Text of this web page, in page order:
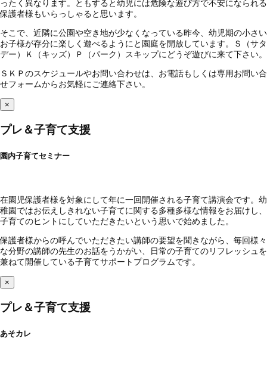
ったく異なります。ともすると幼児には危険な遊び方で不安になられる
保護者様もいらっしゃると思います。
そこで、近隣に公園や空き地が少なくなっている昨今、幼児期の小さい
お子様が存分に楽しく遊べるようにと園庭を開放しています。Ｓ（サタ
デー）Ｋ（キッズ）Ｐ（パーク）スキップにどうぞ遊びに来て下さい。
ＳＫＰのスケジュールやお問い合わせは、お電話もしくは専用お問い合
せフォームからお気軽にご連絡下さい。
×
プレ＆子育て支援
園内子育てセミナー
在園児保護者様を対象にして年に一回開催される子育て講演会です。幼
稚園ではお伝えしきれない子育てに関する多種多様な情報をお届けし、
子育てのヒントにしていただきたいという思いで始めました。
保護者様からの呼んでいただきたい講師の要望を聞きながら、毎回様々
な分野の講師の先生のお話をうかがい、日常の子育てのリフレッシュを
兼ねて開催している子育てサポートプログラムです。
×
プレ＆子育て支援
あそカレ